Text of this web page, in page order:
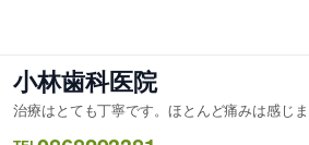
ス
キ
小林歯科医院
治療はとても丁寧です。ほとんど痛みは感じま